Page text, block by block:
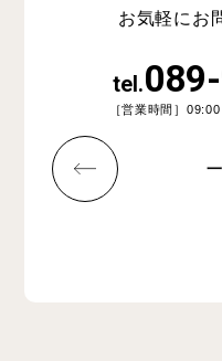
お気軽にお
tel.
［営業時間］